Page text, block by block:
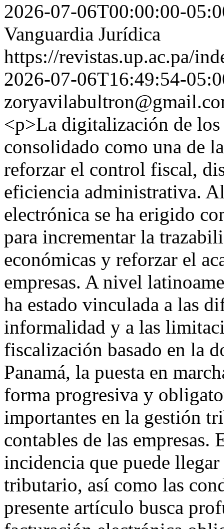
2026-07-06T00:00:00-
Vanguardia Jurídica
https://revistas.up.ac.pa/
2026-07-06T16:49:54-
<p>La digitalización de los
consolidado como una de
reforzar el control fiscal,
eficiencia administrativa.
electrónica se ha erigido
para incrementar la
económicas y reforzar el
empresas. A nivel
ha estado vinculada a las
informalidad y a las
fiscalización basado en la
Panamá, la puesta en
forma progresiva y
importantes en la gestión
contables de las empresas.
incidencia que puede
tributario, así como las
presente artículo busca